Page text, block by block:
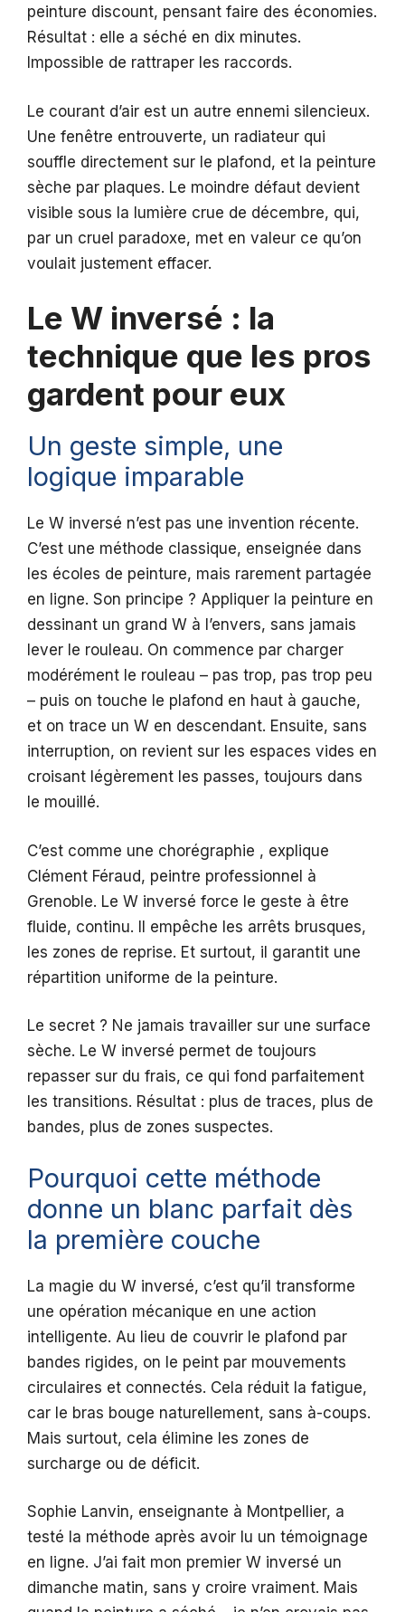
peinture discount, pensant faire des économies.
Résultat : elle a séché en dix minutes.
Impossible de rattraper les raccords.
Le courant d’air est un autre ennemi silencieux.
Une fenêtre entrouverte, un radiateur qui
souffle directement sur le plafond, et la peinture
sèche par plaques. Le moindre défaut devient
visible sous la lumière crue de décembre, qui,
par un cruel paradoxe, met en valeur ce qu’on
voulait justement effacer.
Le W inversé : la
technique que les pros
gardent pour eux
Un geste simple, une
logique imparable
Le W inversé n’est pas une invention récente.
C’est une méthode classique, enseignée dans
les écoles de peinture, mais rarement partagée
en ligne. Son principe ? Appliquer la peinture en
dessinant un grand W à l’envers, sans jamais
lever le rouleau. On commence par charger
modérément le rouleau – pas trop, pas trop peu
– puis on touche le plafond en haut à gauche,
et on trace un W en descendant. Ensuite, sans
interruption, on revient sur les espaces vides en
croisant légèrement les passes, toujours dans
le mouillé.
C’est comme une chorégraphie , explique
Clément Féraud, peintre professionnel à
Grenoble. Le W inversé force le geste à être
fluide, continu. Il empêche les arrêts brusques,
les zones de reprise. Et surtout, il garantit une
répartition uniforme de la peinture.
Le secret ? Ne jamais travailler sur une surface
sèche. Le W inversé permet de toujours
repasser sur du frais, ce qui fond parfaitement
les transitions. Résultat : plus de traces, plus de
bandes, plus de zones suspectes.
Pourquoi cette méthode
donne un blanc parfait dès
la première couche
La magie du W inversé, c’est qu’il transforme
une opération mécanique en une action
intelligente. Au lieu de couvrir le plafond par
bandes rigides, on le peint par mouvements
circulaires et connectés. Cela réduit la fatigue,
car le bras bouge naturellement, sans à-coups.
Mais surtout, cela élimine les zones de
surcharge ou de déficit.
Sophie Lanvin, enseignante à Montpellier, a
testé la méthode après avoir lu un témoignage
en ligne. J’ai fait mon premier W inversé un
dimanche matin, sans y croire vraiment. Mais